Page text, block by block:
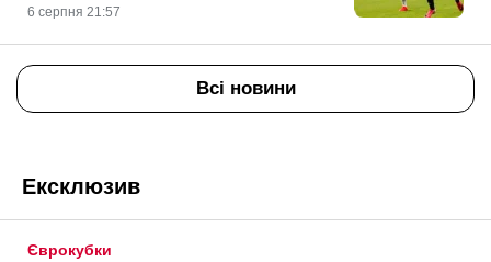
6 серпня 21:57
Всі новини
Ексклюзив
Єврокубки